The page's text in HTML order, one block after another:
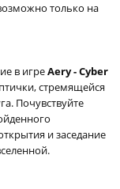
только на
в игреAery - Cyber
стремящейся
Почувствуйте
и заседание